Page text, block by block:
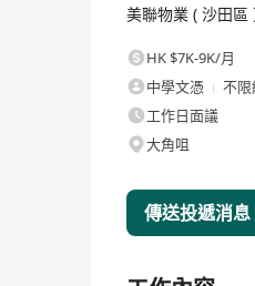
美聯物業 ( 沙田區
HK $7K-9K/月
中學文憑
不
工作日面議
大角咀
傳送投遞消息